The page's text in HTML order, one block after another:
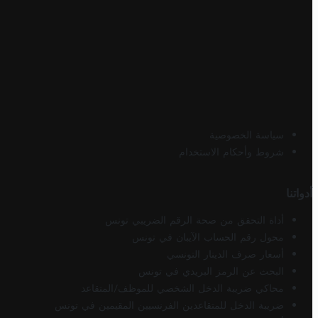
سياسة الخصوصية
شروط وأحكام الاستخدام
أدواتنا
أداة التحقق من صحة الرقم الضريبي تونس
محول رقم الحساب الآيبان في تونس
أسعار صرف الدينار التونسي
البحث عن الرمز البريدي في تونس
محاكي ضريبة الدخل الشخصي للموظف/المتقاعد
ضريبة الدخل للمتقاعدين الفرنسيين المقيمين في تونس